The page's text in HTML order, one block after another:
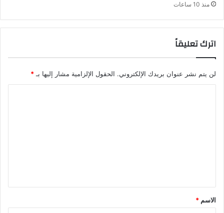
منذ 10 ساعات
اترك تعليقاً
لن يتم نشر عنوان بريدك الإلكتروني. الحقول الإلزامية مشار إليها بـ*
*
الاسم *